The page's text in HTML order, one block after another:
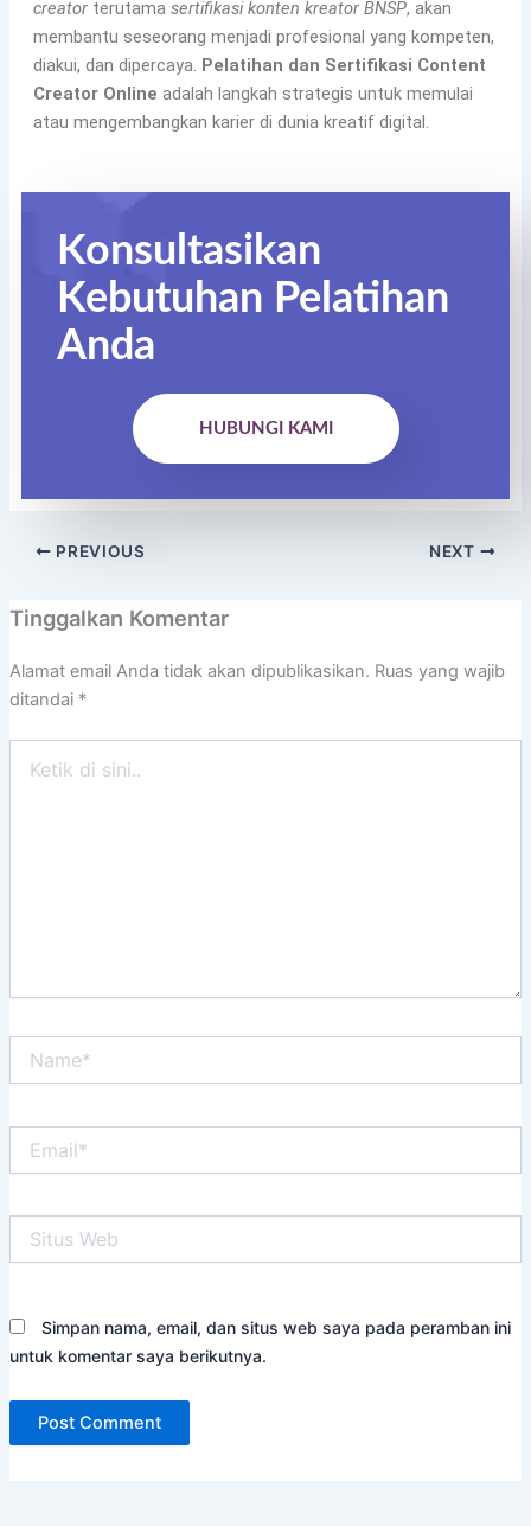
creatorterutama sertifikasi konten kreator BNSP, akan
membantu seseorang menjadi profesional yang kompeten,
diakui, dan dipercaya. Pelatihan dan Sertifikasi Content
Creator Online adalah langkah strategis untuk memulai
atau mengembangkan karier di dunia kreatif digital.
Konsultasikan
Kebutuhan Pelatihan
Anda
HUBUNGI KAMI
PREVIOUS NEXT
Tinggalkan Komentar
Alamat email Anda tidak akan dipublikasikan. Ruas yang wajib
ditandai *
Web
Simpan nama, email, dan situs web saya pada peramban ini
untuk komentar saya berikutnya.